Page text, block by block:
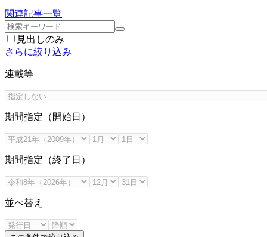
関連記事一覧
見出しのみ
さらに絞り込み
連載等
期間指定（開始日）
期間指定（終了日）
並べ替え